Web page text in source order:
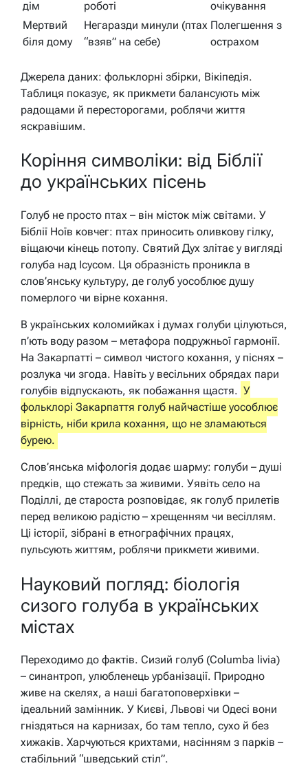
дім роботі
очікування
Мертвий
біля дому
Негаразди минули (птах
“взяв” на себе)
Полегшення з
острахом
Джерела даних: фольклорні збірки, Вікіпедія.
Таблиця показує, як прикмети балансують між
радощами й пересторогами, роблячи життя
яскравішим.
Коріння символіки: від Біблії
до українських пісень
Голуб не просто птах – він місток між світами. У
Біблії Ноїв ковчег: птах приносить оливкову гілку,
віщаючи кінець потопу. Святий Дух злітає у вигляді
голуба над Ісусом. Ця образність проникла в
слов’янську культуру, де голуб уособлює душу
померлого чи вірне кохання.
В українських коломийках і думах голуби цілуються,
п’ють воду разом – метафора подружньої гармонії.
На Закарпатті – символ чистого кохання, у піснях –
розлука чи згода. Навіть у весільних обрядах пари
голубів відпускають, як побажання щастя. У
фольклорі Закарпаття голуб найчастіше уособлює
вірність, ніби крила кохання, що не зламаються
бурею.
Слов’янська міфологія додає шарму: голуби – душі
предків, що стежать за живими. Уявіть село на
Поділлі, де староста розповідає, як голуб прилетів
перед великою радістю – хрещенням чи весіллям.
Ці історії, зібрані в етнографічних працях,
пульсують життям, роблячи прикмети живими.
Науковий погляд: біологія
сизого голуба в українських
містах
Переходимо до фактів. Сизий голуб (Columba livia)
– синантроп, улюбленець урбанізації. Природно
живе на скелях, а наші багатоповерхівки –
ідеальний замінник. У Києві, Львові чи Одесі вони
гніздяться на карнизах, бо там тепло, сухо й без
хижаків. Харчуються крихтами, насінням з парків –
стабільний “шведський стіл”.